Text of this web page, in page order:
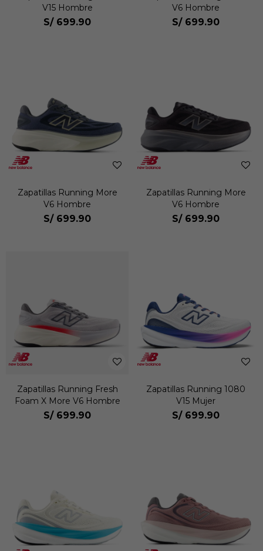
V15 Hombre
S/ 699.90
V6 Hombre
S/ 699.90
Zapatillas Running More
V6 Hombre
S/ 699.90
Zapatillas Running More
V6 Hombre
S/ 699.90
Zapatillas Running Fresh
Foam X More V6 Hombre
S/ 699.90
Zapatillas Running 1080
V15 Mujer
S/ 699.90